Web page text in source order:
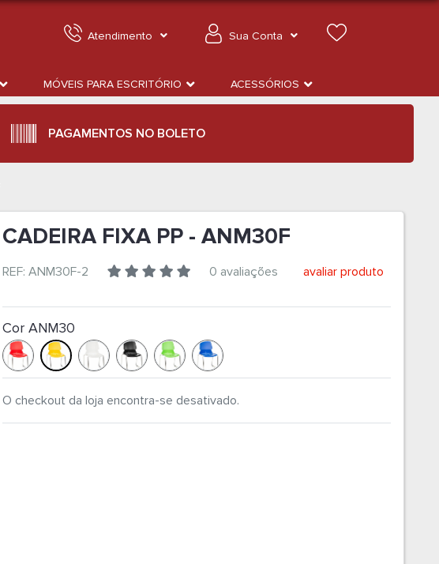
Atendimento Sua Conta
MÓVEIS PARA ESCRITÓRIO ACESSÓRIOS
PAGAMENTOS NO BOLETO
CADEIRA FIXA PP - ANM30F
REF: ANM30F-2 0 avaliações avaliar produto
Cor ANM30
O checkout da loja encontra-se desativado.